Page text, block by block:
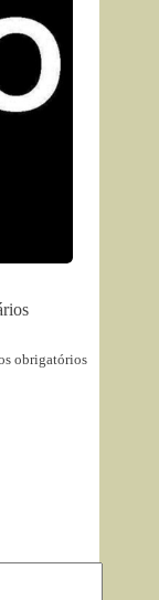
obrigatórios